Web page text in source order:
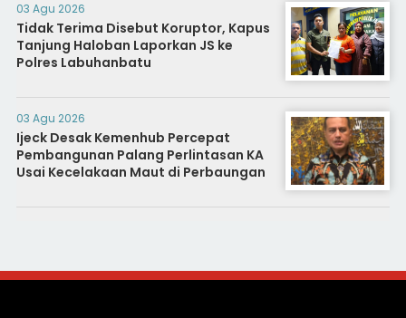
03 Agu 2026
Tidak Terima Disebut Koruptor, Kapus
Tanjung Haloban Laporkan JS ke
Polres Labuhanbatu
03 Agu 2026
Ijeck Desak Kemenhub Percepat
Pembangunan Palang Perlintasan KA
Usai Kecelakaan Maut di Perbaungan